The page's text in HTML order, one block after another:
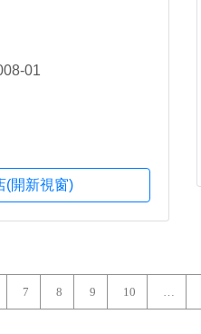
01
(開新視窗)
7 8 9 10 …